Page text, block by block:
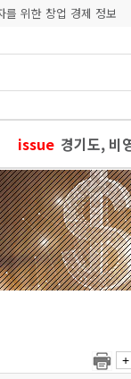
를 위한 창업 경제 정보
issue 경기도, 비
경기도사
남이동길
소상공인
경기도사
+